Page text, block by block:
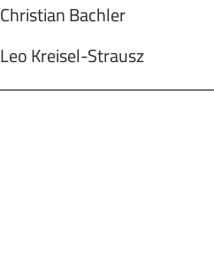
Christian Bachler
Leo Kreisel-Strausz